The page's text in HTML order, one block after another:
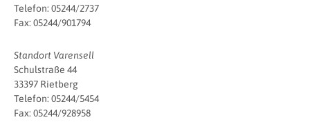
Telefon: 05244/2737
Fax: 05244/901794
Standort Varensell
Schulstraße 44
33397 Rietberg
Telefon: 05244/5454
Fax: 05244/928958